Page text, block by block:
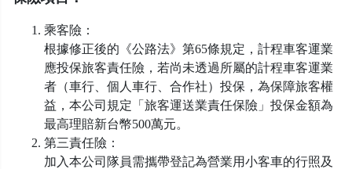
乘客險：
根據修正後的《公路法》第65條規定，計程車客運業
應投保旅客責任險，若尚未透過所屬的計程車客運業
者（車行、個人車行、合作社）投保，為保障旅客權
益，本公司規定「旅客運送業責任保險」投保金額為
最高理賠新台幣500萬元。
第三責任險：
加入本公司隊員需攜帶登記為營業用小客車的行照及